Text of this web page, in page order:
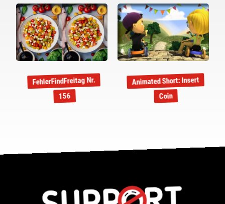
FehlerFindFreitag Nr.
156
Animated Short: Insert
Coin